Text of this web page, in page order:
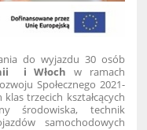
do wyjazdu 30 osób
i Włoch w ramach
Społecznego 2021-
trzecich kształcących
środowiska, technik
samochodowych